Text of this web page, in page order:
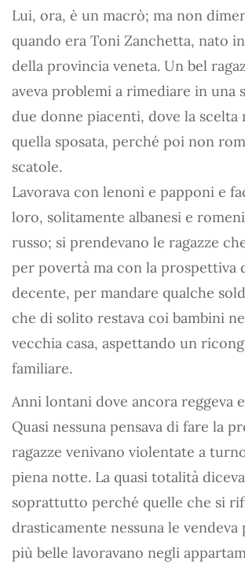
Lui, ora, è un macrò; ma non
quando era Toni Zanchetta, nato
della provincia veneta. Un bel
aveva problemi a rimediare in una
due donne piacenti, dove la scelta
quella sposata, perché poi non
scatole.
Lavorava con lenoni e papponi e
loro, solitamente albanesi e
russo; si prendevano le ragazze
per povertà ma con la prospettiva
decente, per mandare qualche
che di solito restava coi bambini
vecchia casa, aspettando un
familiare.
Anni lontani dove ancora reggeva
Quasi nessuna pensava di fare la
ragazze venivano violentate a
piena notte. La quasi totalità
soprattutto perché quelle che si
drasticamente nessuna le vendeva
più belle lavoravano negli